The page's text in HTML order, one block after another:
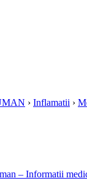
› Inflamatii ›